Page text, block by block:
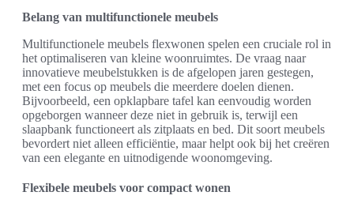
Belang van multifunctionele meubels
Multifunctionele meubels flexwonen spelen een cruciale rol in
het optimaliseren van kleine woonruimtes. De vraag naar
innovatieve meubelstukken is de afgelopen jaren gestegen,
met een focus op meubels die meerdere doelen dienen.
Bijvoorbeeld, een opklapbare tafel kan eenvoudig worden
opgeborgen wanneer deze niet in gebruik is, terwijl een
slaapbank functioneert als zitplaats en bed. Dit soort meubels
bevordert niet alleen efficiëntie, maar helpt ook bij het creëren
van een elegante en uitnodigende woonomgeving.
Flexibele meubels voor compact wonen